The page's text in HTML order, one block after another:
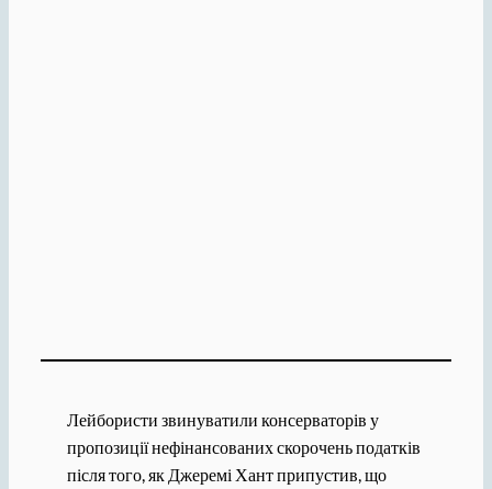
Лейбористи звинуватили консерваторів у
пропозиції нефінансованих скорочень податків
після того, як Джеремі Хант припустив, що